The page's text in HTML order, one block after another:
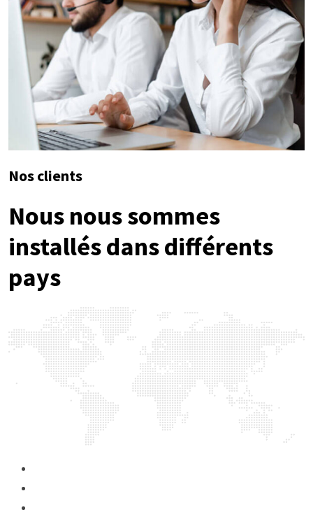
Nos clients
Nous nous sommes
installés dans différents
pays